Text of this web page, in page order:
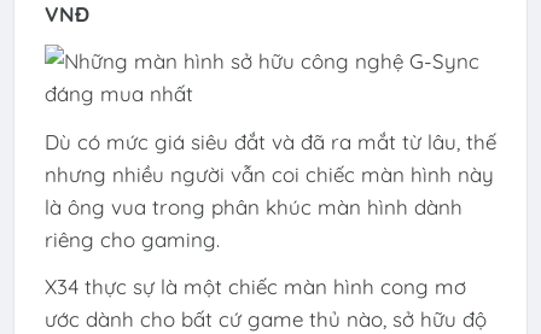
VNĐ
Dù có mức giá siêu đắt và đã ra mắt từ lâu, thế
nhưng nhiều người vẫn coi chiếc màn hình này
là ông vua trong phân khúc màn hình dành
riêng cho gaming.
X34 thực sự là một chiếc màn hình cong mơ
ước dành cho bất cứ game thủ nào, sở hữu độ